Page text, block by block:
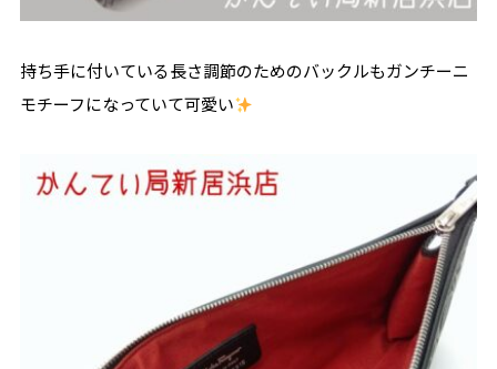
持ち手に付いている長さ調節のためのバックルもガンチーニ
モチーフになっていて可愛い